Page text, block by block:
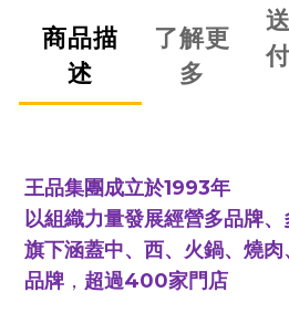
商品描
述
了解更
多
王品集團成立於1993年
以組織力量發展經營多品牌、
旗下涵蓋中、西、火鍋、燒
品牌 ， 超過400家門店